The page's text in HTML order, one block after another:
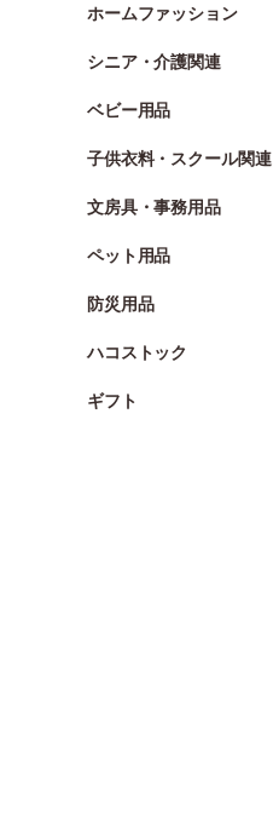
ホームファッション
シニア・介護関連
ベビー用品
子供衣料・スクール関連
文房具・事務用品
ペット用品
防災用品
ハコストック
ギフト